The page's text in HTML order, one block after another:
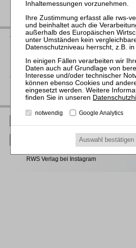
Vorschau auf die neuen
finden Sie unsere Buchvorschau
als Download
RWS Verlag bei Facebook
RWS Verlag bei Instagram
notwendig Google Analytics
Auswahl bestätigen